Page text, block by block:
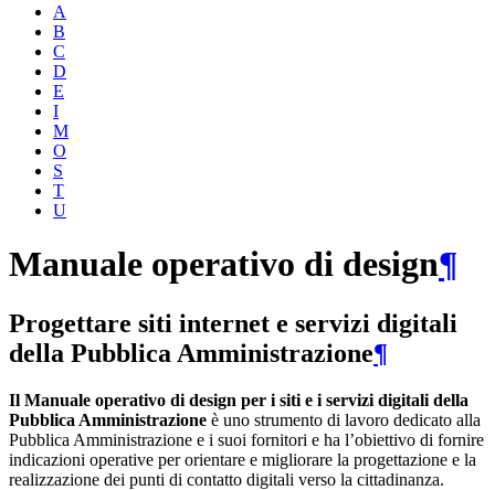
A
B
C
D
E
I
M
O
S
T
U
Manuale operativo di design¶
Progettare siti internet e servizi digitali
della Pubblica Amministrazione¶
Il Manuale operativo di design per i siti e i servizi digitali della
Pubblica Amministrazione è uno strumento di lavoro dedicato alla
Pubblica Amministrazione e i suoi fornitori e ha l’obiettivo di fornire
indicazioni operative per orientare e migliorare la progettazione e la
realizzazione dei punti di contatto digitali verso la cittadinanza.